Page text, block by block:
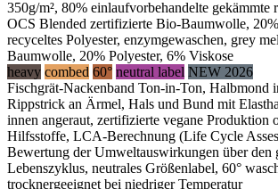
350g/m², 80% einlaufvorbehandelte gekämmte
OCS Blended zertifizierte Bio-Baumwolle,
recyceltes Polyester, enzymgewaschen, grey
Baumwolle, 20% Polyester, 6% Viskose
heavy combed 60° neutral label NEW 2026
Fischgrät-Nackenband Ton-in-Ton, Halbmond
Rippstrick an Ärmel, Hals und Bund mit
innen angeraut, zertifizierte vegane Produktion
Hilfsstoffe, LCA-Berechnung (Life Cycle
Bewertung der Umweltauswirkungen über den
Lebenszyklus, neutrales Größenlabel, 60°
trocknergeeignet bei niedriger Temperatur